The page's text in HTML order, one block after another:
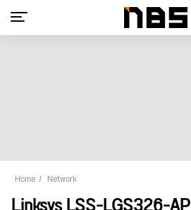
Home Network